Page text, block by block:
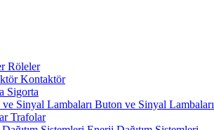
Röleler
Kontaktör
Sigorta
Buton ve Sinyal Lambaları
Trafolar